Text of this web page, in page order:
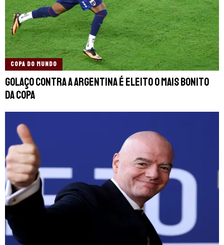
COPA DO MUNDO
Golaço contra a Argentina é eleito o mais bonito
da Copa